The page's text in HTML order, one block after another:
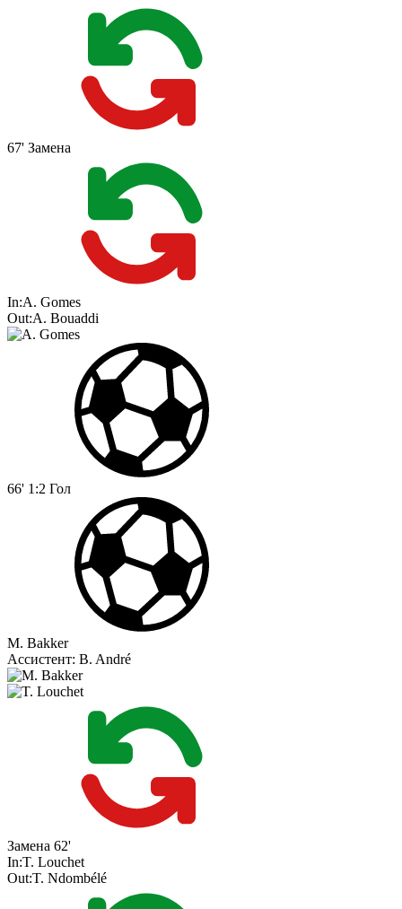
67' Замена
In:A. Gomes
Out:A. Bouaddi
66' 1:2 Гол
M. Bakker
Ассистент: B. André
Замена 62'
In:T. Louchet
Out:T. Ndombélé